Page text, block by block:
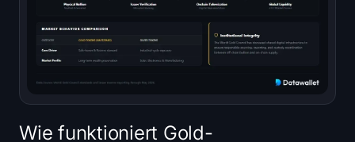
Wie funktioniert Gold-